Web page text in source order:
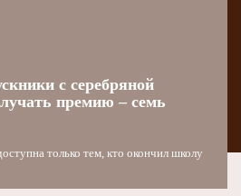
с серебряной
премию – семь
только тем, кто окончил школу